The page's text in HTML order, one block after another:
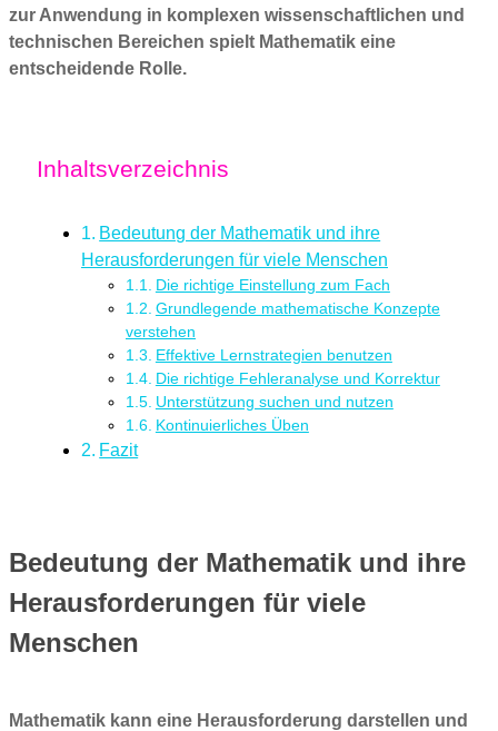
zur Anwendung in komplexen wissenschaftlichen und
technischen Bereichen spielt Mathematik eine
entscheidende Rolle.
Inhaltsverzeichnis
Bedeutung der Mathematik und ihre
Herausforderungen für viele Menschen
Die richtige Einstellung zum Fach
Grundlegende mathematische Konzepte
verstehen
Effektive Lernstrategien benutzen
Die richtige Fehleranalyse und Korrektur
Unterstützung suchen und nutzen
Kontinuierliches Üben
Fazit
Bedeutung der Mathematik und ihre
Herausforderungen für viele
Menschen
Mathematik kann eine Herausforderung darstellen und